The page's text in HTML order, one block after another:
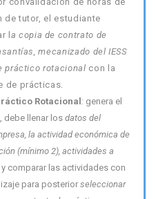
de tutor, el estudiante
l a copia de contrato de
mecanizado del IESS
práctico rotacional con la
de prácticas.
Rotacional : genera el
debe llenar los datos del
la actividad económica de
(mínimo 2), actividades a
y comparar las actividades con
para posterior seleccionar